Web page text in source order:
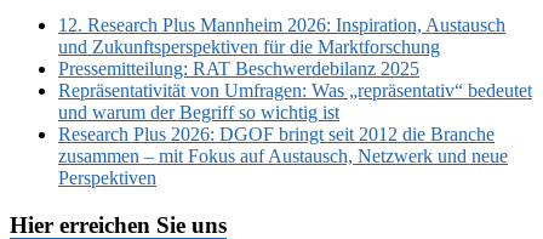
12. Research Plus Mannheim 2026: Inspiration, Austausch
und Zukunftsperspektiven für die Marktforschung
Pressemitteilung: RAT Beschwerdebilanz 2025
Repräsentativität von Umfragen: Was „repräsentativ“ bedeutet
und warum der Begriff so wichtig ist
Research Plus 2026: DGOF bringt seit 2012 die Branche
zusammen – mit Fokus auf Austausch, Netzwerk und neue
Perspektiven
Hier erreichen Sie uns